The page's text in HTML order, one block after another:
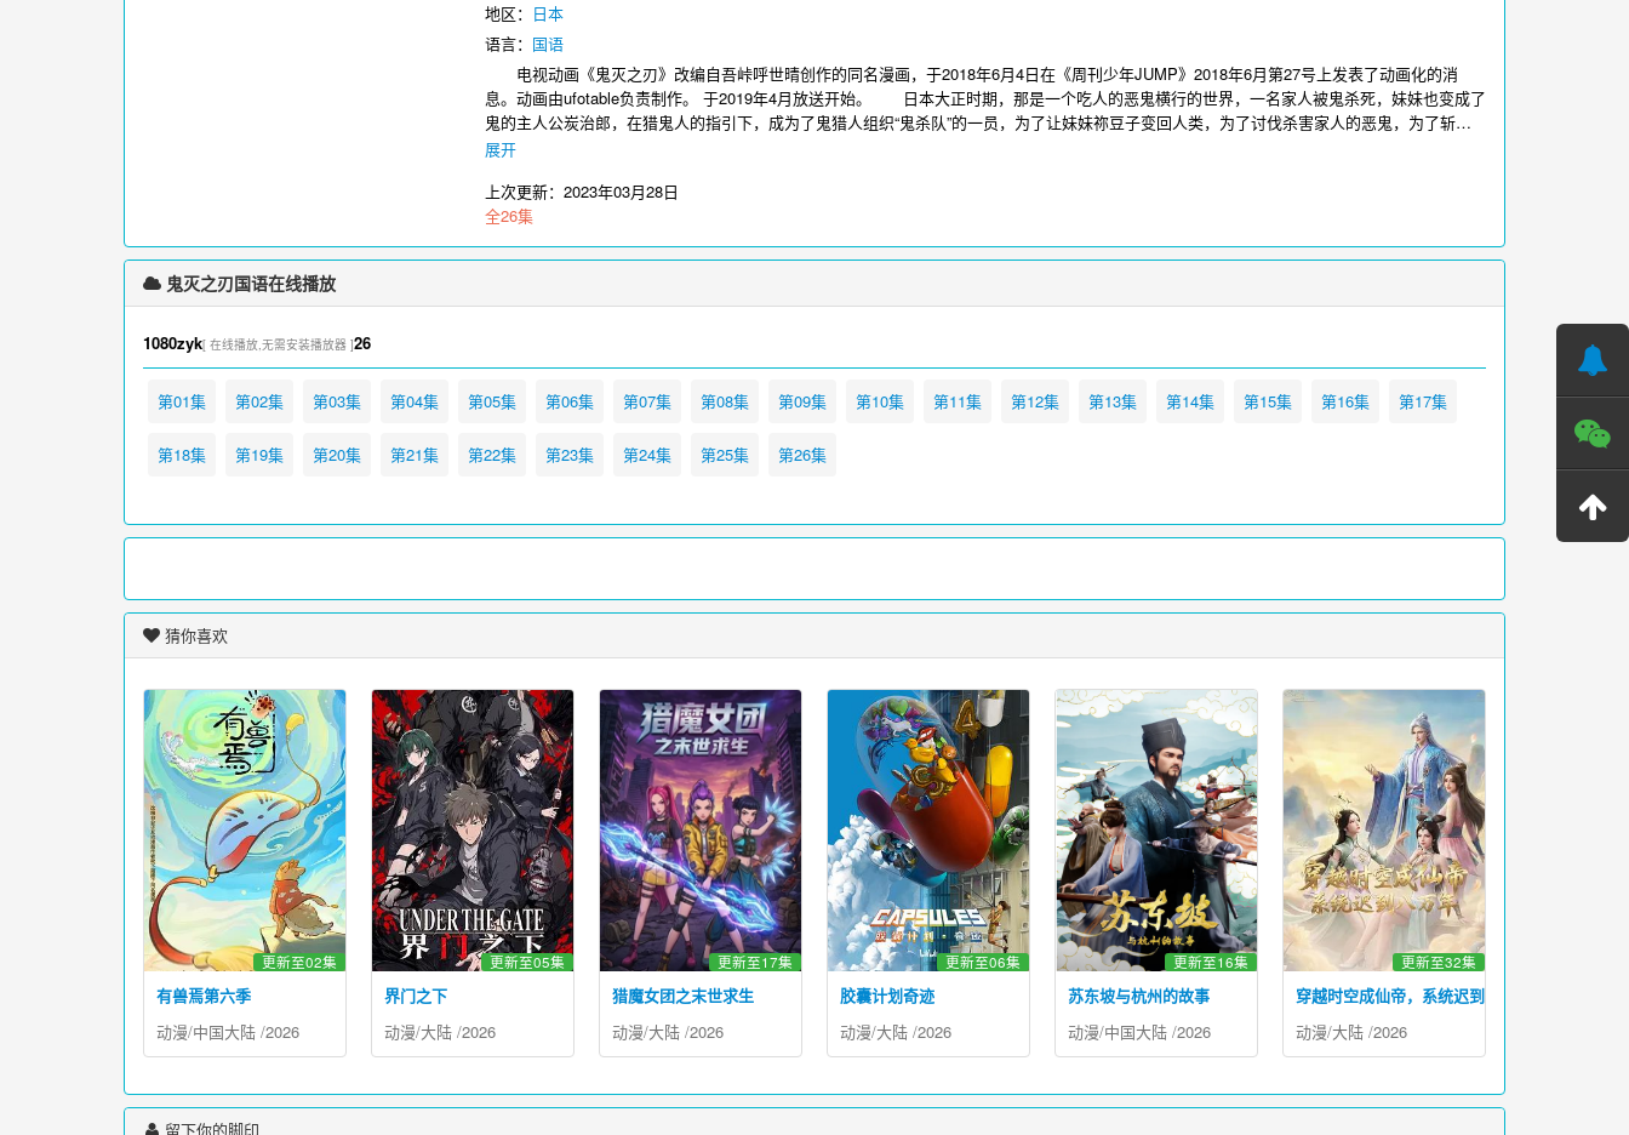
地区： 日本
语言： 国语
电视动画《鬼灭之刃》改编自吾峠呼世晴创作的同名漫画，于2018年6月4日在《周刊少年JUMP》2018年6月第27号上发表了动画化的消
息。动画由ufotable负责制作。 于2019年4月放送开始。 日本大正时期，那是一个吃人的恶鬼横行的世界，一名家人被鬼杀死，妹妹也变成了
鬼的主人公炭治郎，在猎鬼人的指引下，成为了鬼猎人组织“鬼杀队”的一员，为了让妹妹祢豆子变回人类，为了讨伐杀害家人的恶鬼，为了斩断
悲伤的连锁而展开了战斗。
展开
上次更新： 2023年03月28日
全26集
鬼灭之刃国语在线播放
1080zyk[ 在线播放,无需安装播放器 ]26
第01集 第02集 第03集 第04集 第05集 第06集 第07集 第08集 第09集 第10集 第11集 第12集 第13集 第14集 第15集 第16集 第17集
第18集 第19集 第20集 第21集 第22集 第23集 第24集 第25集 第26集
猜你喜欢
有兽焉第六季
更新至02集
动漫/中国大陆 /2026
界门之下
更新至05集
动漫/大陆 /2026
猎魔女团之末世求生
更新至17集
动漫/大陆 /2026
胶囊计划奇迹
更新至06集
动漫/大陆 /2026
苏东坡与杭州的故事
更新至16集
动漫/中国大陆 /2026
穿越时空成仙帝，系统迟到八万年
更新至32集
动漫/大陆 /2026
留下你的脚印